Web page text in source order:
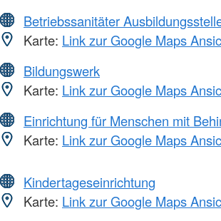
Betriebssanitäter
Karte: Link zur Google Maps
Bildungswerk
Karte: Link zur Google Maps
Einrichtung für Menschen mit
Karte: Link zur Google Maps
Kindertageseinrichtung
Karte: Link zur Google Maps